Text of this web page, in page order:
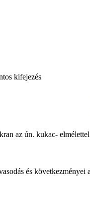
kifejezés
az ún. kukac-
és